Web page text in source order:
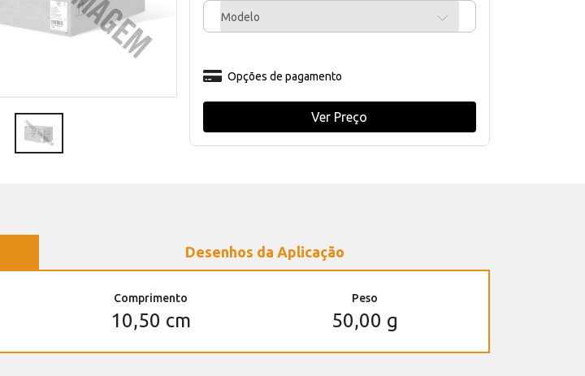
Modelo
Opções de pagamento
Ver Preço
Desenhos da Aplicação
Comprimento
10,50 cm
Peso
50,00 g